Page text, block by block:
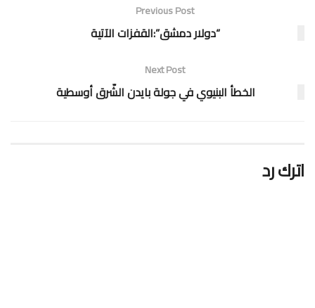
Previous Post
“دولار دمشق”:القفزات الآتية
Next Post
الخطأ البنيوي في جولة بايدن الشّرق أوسطية
اترك رد